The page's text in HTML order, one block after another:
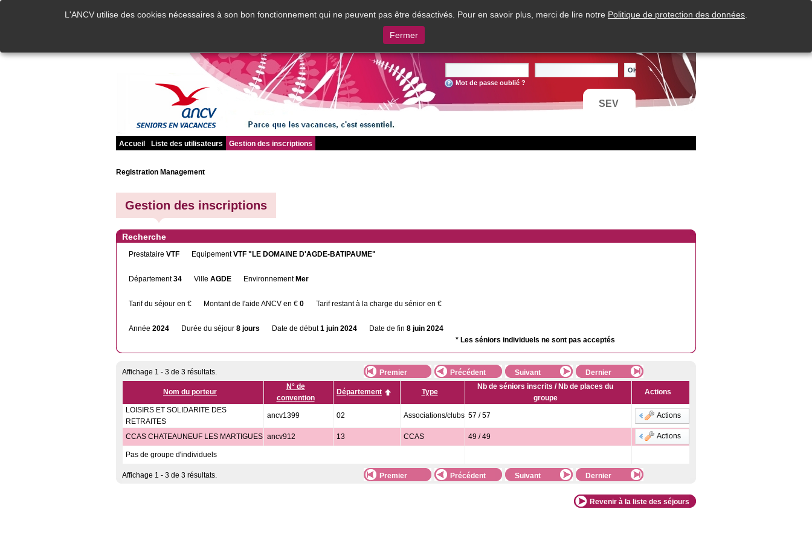
L'ANCV utilise des cookies nécessaires à son bon fonctionnement qui ne peuvent pas être désactivés. Pour en savoir plus, merci de lire notre Politique de protection des données.
Fermer
Mot de passe oublié ?
SEV
Accueil Liste des utilisateurs Gestion des inscriptions
Registration Management
Gestion des inscriptions
Recherche
Prestataire VTF EquipementVTF "LE DOMAINE D'AGDE-BATIPAUME"
Département34 Ville AGDE Environnement Mer
Tarif du séjour en € Montant de l'aide ANCV en € 0 Tarif restant à la charge du sénior en €
Année 2024 Durée du séjour 8 jours Date de début1 juin 2024 Date de fin 8 juin 2024
* Les séniors individuels ne sont pas acceptés
Affichage 1 - 3 de 3 résultats. Premier Précédent Suivant Dernier
Nom du porteur
N° de
convention
Département Type
Nb de séniors inscrits / Nb de places du
groupe
Actions
LOISIRS ET SOLIDARITE DES
RETRAITES
ancv1399 02 Associations/clubs 57 / 57 Actions
CCAS CHATEAUNEUF LES MARTIGUES ancv912 13 CCAS 49 / 49 Actions
Pas de groupe d'individuels
Affichage 1 - 3 de 3 résultats. Premier Précédent Suivant Dernier
Revenir à la liste des séjours